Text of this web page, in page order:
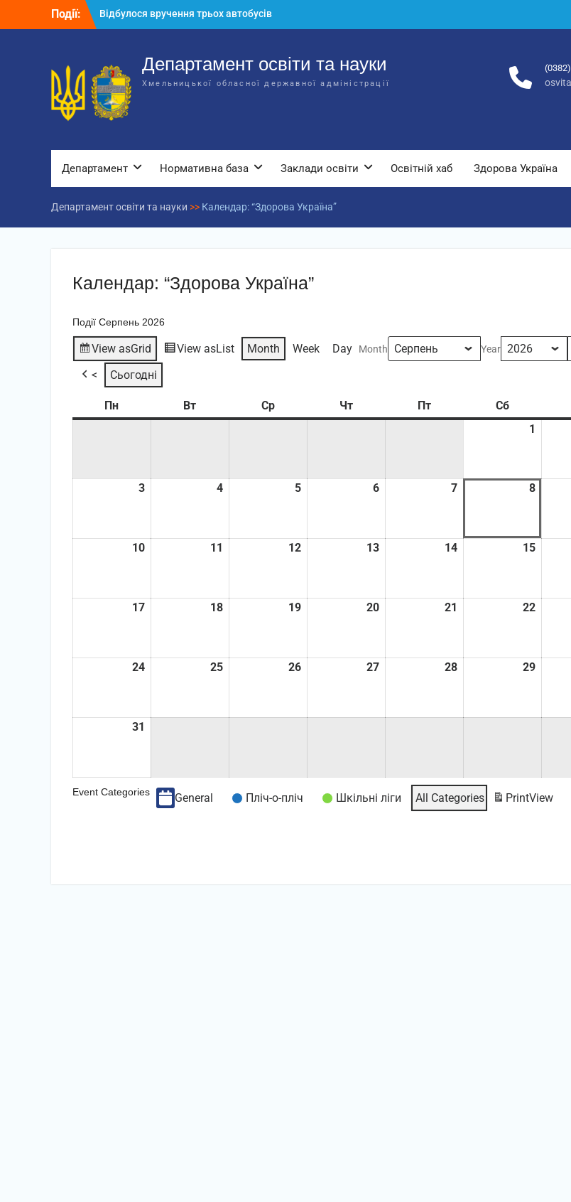
Події:
Відбулося вручення трьох автобусів
для потреб закладів освіти
Департаменту освіти та науки обласної
державної адміністрації
Відбулась обласна нарада для
відповідальних за національно-
патріотичне виховання
Департамент освіти та науки
Хмельницької обласної державної адміністрації
Департамент Нормативна база Заклади освіти Освітній хаб Здорова Україна
Департамент освіти та науки >> Календар: “Здорова Україна”
Календар: “Здорова Україна”
Події Серпень 2026
View asGrid View asList Month Week Day Month Year
< Сьогодні
Пн Вт СрСереда ЧтЧетвер ПтП’ятниця СбСубота
1
3 4 5 6 7 8
10 11 12 13 14 15
17 18 19 20 21 22
24 25 26 27 28 29
31
Event Categories General Пліч-о-пліч Шкільні ліги All Categories PrintView